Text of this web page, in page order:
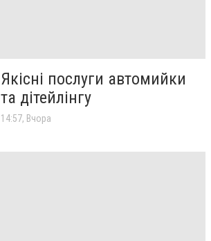
Якісні послуги автомийки
та дітейлінгу
14:57, Вчора